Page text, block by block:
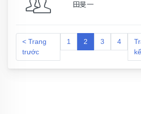
田旻一
< Trang
trước
1 2 3 4